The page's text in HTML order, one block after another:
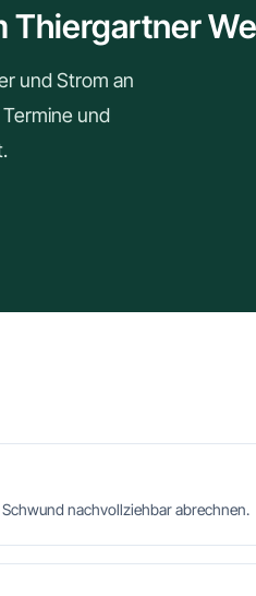
Thiergartner
und Strom an
und
nachvollziehbar abrechnen.